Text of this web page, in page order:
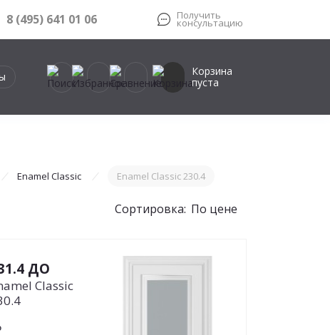
8 (495) 641 01 06 Получить
консультацию
Корзина
пуста
Enamel Classic Enamel Classic 230.4
Сортировка: По цене
ДО
Classic